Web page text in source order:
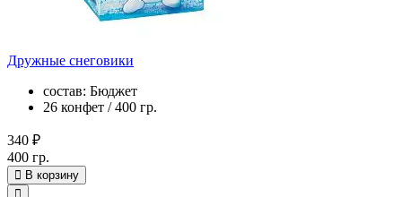
Дружные снеговики
состав: Бюджет
26 конфет / 400 гр.
340 ₽
400 гр.
В корзину